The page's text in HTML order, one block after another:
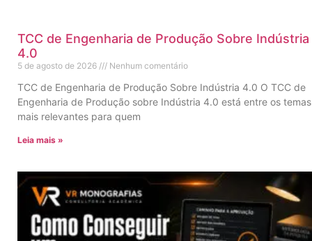
TCC de Engenharia de Produção Sobre Indústria
4.0
5 de agosto de 2026 Nenhum comentário
TCC de Engenharia de Produção Sobre Indústria 4.0 O TCC de
Engenharia de Produção sobre Indústria 4.0 está entre os temas
mais relevantes para quem
Leia mais »